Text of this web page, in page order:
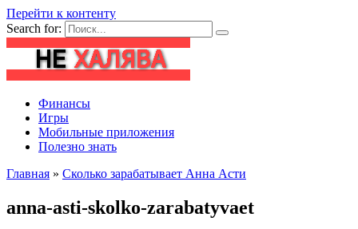
Перейти к контенту
Search for:
Финансы
Игры
Мобильные приложения
Полезно знать
Главная » Сколько зарабатывает Анна Асти
anna-asti-skolko-zarabatyvaet